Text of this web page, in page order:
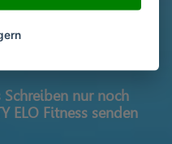
mit deinem
Unterschrift hoch
nur noch
ELO Fitness senden